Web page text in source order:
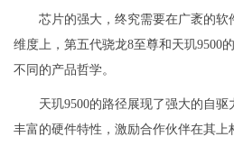
芯片的强大，终究需要在广袤的
维度上，第五代骁龙8至尊和天玑9500
不同的产品哲学。
天玑9500的路径展现了强大的自
丰富的硬件特性，激励合作伙伴在其